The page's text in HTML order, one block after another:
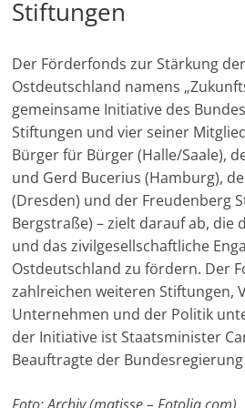
Stiftungen
Der Förderfonds zur Stärkung
Ostdeutschland namens
gemeinsame Initiative des
Stiftungen und vier seiner
Bürger für Bürger (Halle/Saale),
und Gerd Bucerius (Hamburg),
(Dresden) und der Freudenberg
Bergstraße) – zielt darauf ab, die
und das zivilgesellschaftliche
Ostdeutschland zu fördern. Der
zahlreichen weiteren Stiftungen,
Unternehmen und der Politik
der Initiative ist Staatsminister
Beauftragte der